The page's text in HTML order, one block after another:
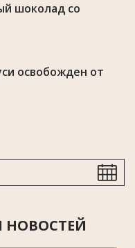
шоколад со
освобожден от
НОВОСТЕЙ